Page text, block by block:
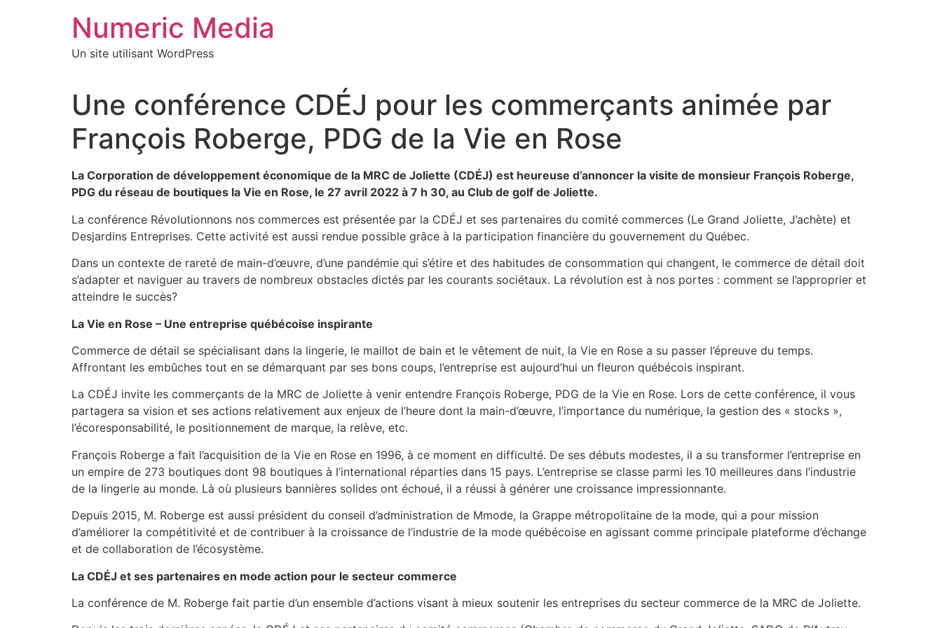
Numeric Media
Un site utilisant WordPress
Une conférence CDÉJ pour les commerçants animée par
François Roberge, PDG de la Vie en Rose
La Corporation de développement économique de la MRC de Joliette (CDÉJ) est heureuse d’annoncer la visite de monsieur François Roberge,
PDG du réseau de boutiques la Vie en Rose, le 27 avril 2022 à 7 h 30, au Club de golf de Joliette.
La conférence Révolutionnons nos commerces est présentée par la CDÉJ et ses partenaires du comité commerces (Le Grand Joliette, J’achète) et
Desjardins Entreprises. Cette activité est aussi rendue possible grâce à la participation financière du gouvernement du Québec.
Dans un contexte de rareté de main-d’œuvre, d’une pandémie qui s’étire et des habitudes de consommation qui changent, le commerce de détail doit
s’adapter et naviguer au travers de nombreux obstacles dictés par les courants sociétaux. La révolution est à nos portes : comment se l’approprier et
atteindre le succès?
La Vie en Rose – Une entreprise québécoise inspirante
Commerce de détail se spécialisant dans la lingerie, le maillot de bain et le vêtement de nuit, la Vie en Rose a su passer l’épreuve du temps.
Affrontant les embûches tout en se démarquant par ses bons coups, l’entreprise est aujourd’hui un fleuron québécois inspirant.
La CDÉJ invite les commerçants de la MRC de Joliette à venir entendre François Roberge, PDG de la Vie en Rose. Lors de cette conférence, il vous
partagera sa vision et ses actions relativement aux enjeux de l’heure dont la main-d’œuvre, l’importance du numérique, la gestion des « stocks »,
l’écoresponsabilité, le positionnement de marque, la relève, etc.
François Roberge a fait l’acquisition de la Vie en Rose en 1996, à ce moment en difficulté. De ses débuts modestes, il a su transformer l’entreprise en
un empire de 273 boutiques dont 98 boutiques à l’international réparties dans 15 pays. L’entreprise se classe parmi les 10 meilleures dans l’industrie
de la lingerie au monde. Là où plusieurs bannières solides ont échoué, il a réussi à générer une croissance impressionnante.
Depuis 2015, M. Roberge est aussi président du conseil d’administration de Mmode, la Grappe métropolitaine de la mode, qui a pour mission
d’améliorer la compétitivité et de contribuer à la croissance de l’industrie de la mode québécoise en agissant comme principale plateforme d’échange
et de collaboration de l’écosystème.
La CDÉJ et ses partenaires en mode action pour le secteur commerce
La conférence de M. Roberge fait partie d’un ensemble d’actions visant à mieux soutenir les entreprises du secteur commerce de la MRC de Joliette.